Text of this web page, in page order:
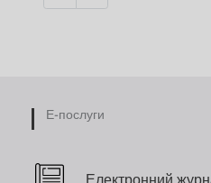
Е-послуги